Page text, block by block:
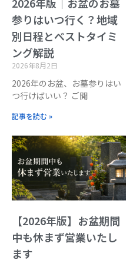
2026年版｜お盆のお墓
参りはいつ行く？地域
別日程とベストタイミ
ング解説
2026年8月2日
2026年のお盆、お墓参りはい
つ行けばいい？ ご閲
記事を読む »
【2026年版】お盆期間
中も休まず営業いたし
ます